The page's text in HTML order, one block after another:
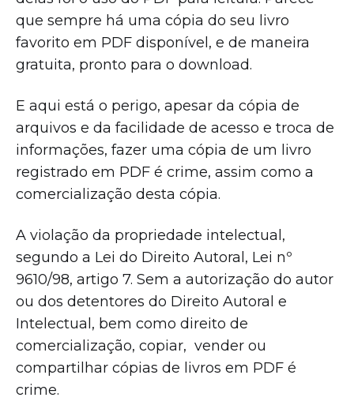
que sempre há uma cópia do seu livro
favorito em PDF disponível, e de maneira
gratuita, pronto para o download.
E aqui está o perigo, apesar da cópia de
arquivos e da facilidade de acesso e troca de
informações, fazer uma cópia de um livro
registrado em PDF é crime, assim como a
comercialização desta cópia.
A violação da propriedade intelectual,
segundo a Lei do Direito Autoral, Lei nº
9610/98, artigo 7. Sem a autorização do autor
ou dos detentores do Direito Autoral e
Intelectual, bem como direito de
comercialização, copiar, vender ou
compartilhar cópias de livros em PDF é
crime.